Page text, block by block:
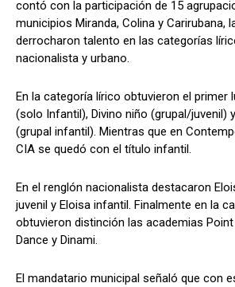
contó con la participación de 15
municipios Miranda, Colina y Carirubana,
derrocharon talento en las categorías
nacionalista y urbano.
En la categoría lírico obtuvieron el primer
(solo Infantil), Divino niño (grupal/juvenil)
(grupal infantil). Mientras que en
CIA se quedó con el título infantil.
En el renglón nacionalista destacaron
juvenil y Eloisa infantil. Finalmente en la
obtuvieron distinción las academias Point
Dance y Dinami.
El mandatario municipal señaló que con